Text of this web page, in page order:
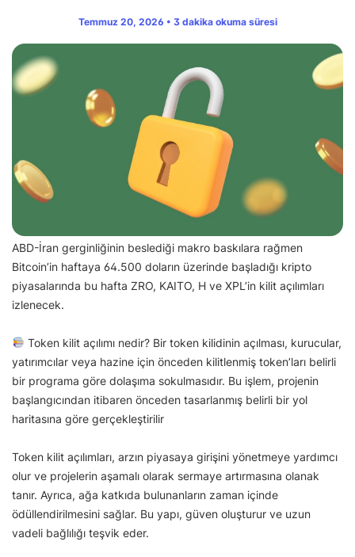
Temmuz 20, 2026 • 3 dakika okuma süresi
ABD-İran gerginliğinin beslediği makro baskılara rağmen
Bitcoin’in haftaya 64.500 doların üzerinde başladığı kripto
piyasalarında bu hafta ZRO, KAITO, H ve XPL’in kilit açılımları
izlenecek.
Token kilit açılımı nedir? Bir token kilidinin açılması, kurucular,
yatırımcılar veya hazine için önceden kilitlenmiş token’ları belirli
bir programa göre dolaşıma sokulmasıdır. Bu işlem, projenin
başlangıcından itibaren önceden tasarlanmış belirli bir yol
haritasına göre gerçekleştirilir
Token kilit açılımları, arzın piyasaya girişini yönetmeye yardımcı
olur ve projelerin aşamalı olarak sermaye artırmasına olanak
tanır. Ayrıca, ağa katkıda bulunanların zaman içinde
ödüllendirilmesini sağlar. Bu yapı, güven oluşturur ve uzun
vadeli bağlılığı teşvik eder.